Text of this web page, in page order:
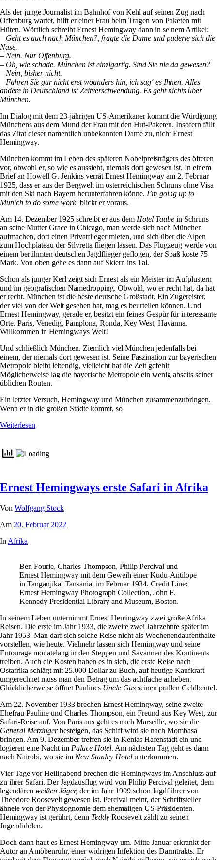
Als der junge Journalist im Bahnhof von Kehl auf seinen Zug nach
Offenburg wartet, hilft er einer Frau beim Tragen von Paketen mit
Hüten. Wörtlich schreibt Ernest Hemingway dann in seinem Artikel:
– Geht es auch nach München?, fragte die Dame und puderte sich die
Nase.
– Nein. Nur Offenburg.
– Oh, wie schade. München ist einzigartig. Sind Sie nie da gewesen?
– Nein, bisher nicht.
– Fahren Sie gar nicht erst woanders hin, ich sag‘ es Ihnen. Alles
andere in Deutschland ist Zeitverschwendung. Es geht nichts über
München.
Im Dialog mit dem 23-jährigen US-Amerikaner kommt die Würdigung
Münchens aus dem Mund der Frau mit den Hut-Paketen. Insofern fällt
das Zitat dieser namentlich unbekannten Dame zu, nicht Ernest
Hemingway.
München kommt im Leben des späteren Nobelpreisträgers des öfteren
vor, obwohl er, so wie es aussieht, niemals dort gewesen ist. In einem
Brief an Howell G. Jenkins verrät Ernest Hemingway am 2. Februar
1925, dass er aus der Bergwelt im österreichischen Schruns ohne Visa
mit den Ski nach Bayern herunterfahren könne. I’m going up to
Munich to do some work, blickt er voraus.
Am 14. Dezember 1925 schreibt er aus dem Hotel Taube in Schruns
an seine Mutter Grace in Chicago, man werde sich nach München
aufmachen, dort einen Privatflieger mieten, und sich über die Alpen
zum Hochplateau der Silvretta fliegen lassen. Das Flugzeug werde von
einem berühmten deutschen Jagdflieger geflogen, der Spaß koste 75
Mark. Von oben gehe es dann auf Skiern ins Tal.
Schon als junger Kerl zeigt sich Ernest als ein Meister im Aufplustern
und im geografischen Namedropping. Obwohl, wo er recht hat, da hat
er recht. München ist die beste deutsche Großstadt. Ein Zugereister,
der viel von der Welt gesehen hat, mag es beurteilen können. Und
Ernest Hemingway, gerade er, besitzt ein feines Gespür für interessante
Orte. Paris, Venedig, Pamplona, Ronda, Key West, Havanna.
Willkommen in Hemingways Welt!
Und schließlich München. Ziemlich viel München jedenfalls bei
einem, der niemals dort gewesen ist. Seine Faszination zur bayerischen
Metropole bleibt lebendig, vielleicht hat die Zeit gefehlt.
Möglicherweise lag die bayerische Metropole ein wenig abseits seiner
üblichen Routen.
Ein letzter Versuch, Hemingway und München zusammenzubringen.
Wenn er in die großen Städte kommt, so
Weiterlesen
Ernest Hemingways erste Safari in Afrika
Von Wolfgang Stock
Am 20. Februar 2022
In Afrika
Ben Fourie, Charles Thompson, Philip Percival und
Ernest Hemingway mit dem Geweih einer Kudu-Antilope
in Tanganjika, Tansania, im Februar 1934. Credit Line:
Ernest Hemingway Photograph Collection, John F.
Kennedy Presidential Library and Museum, Boston.
In seinem Leben unternimmt Ernest Hemingway zwei große Afrika-
Reisen. Die erste im Jahr 1933, die zweite zwei Jahrzehnte später im
Jahr 1953. Man darf sich solche Reise nicht als Wochenendaufenthalte
vorstellen, wie heute. Vielmehr lassen sich Hemingway und seine
Entourage monatelang in den Steppen und Savannen des Kontinents
treiben. Auch die Kosten haben es in sich, die erste Reise nach
Ostafrika schlägt mit 25.000 Dollar zu Buch, auf heutige Kaufkraft
umgerechnet muss man den Betrag um das achtfache anheben.
Glücklicherweise öffnet Paulines Uncle Gus seinen prallen Geldbeutel.
Am 22. November 1933 brechen Ernest Hemingway, seine zweite
Ehefrau Pauline und Charles Thompson, ein Freund aus Key West, zur
Safari-Reise auf. Von Paris aus geht es nach Marseille, wo sie die
General Metzingerbesteigen, das Schiff wird sie nach Mombasa
bringen. Am 9. Dezember treffen sie in Kenias Hafenstadt ein und
logieren eine Nacht im Palace Hotel. Am nächsten Tag geht es dann
nach Nairobi, wo sie im New Stanley Hotel unterkommen.
Vier Tage vor Heiligabend brechen die Hemingways im Anschluss auf
zu ihrer Safari. Der Jagdausflug wird von Philip Percival geleitet, dem
legendären weißen Jäger, der im Jahr 1909 schon Jagdführer von
Theodore Roosevelt gewesen ist. Percival meint, der Schriftsteller
ähnele von der Physiognomie dem ehemaligen US-Präsidenten.
Hemingway ist gerührt, denn Teddy Roosevelt zählt zu seinen
Jugendidolen.
Doch dann haut es Ernest Hemingway um. Mitte Januar erkrankt der
Autor an Amöbenruhr, einer widrigen Infektion des Darmtrakts. Er